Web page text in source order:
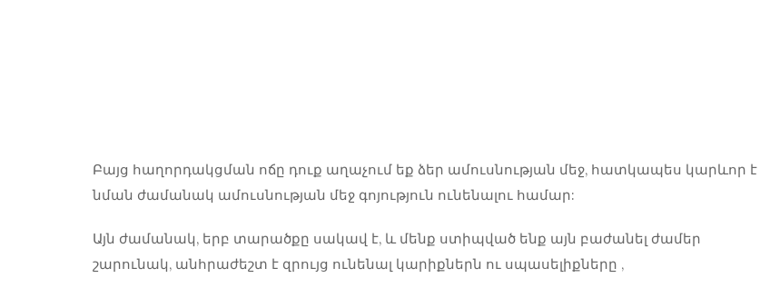
Բայց հաղորդակցման ոճը դուք աղաչում եք ձեր ամուսնության մեջ, հատկապես կարևոր է
նման ժամանակ ամուսնության մեջ գոյություն ունենալու համար:
Այն ժամանակ, երբ տարածքը սակավ է, և մենք ստիպված ենք այն բաժանել ժամեր
շարունակ, անհրաժեշտ է զրույց ունենալ կարիքներն ու սպասելիքները ,